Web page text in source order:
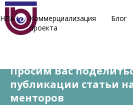
НПА
Коммерциализация
проекта
Блог
26 декабря, 2022
Просим Вас
публикации статьи
менторов